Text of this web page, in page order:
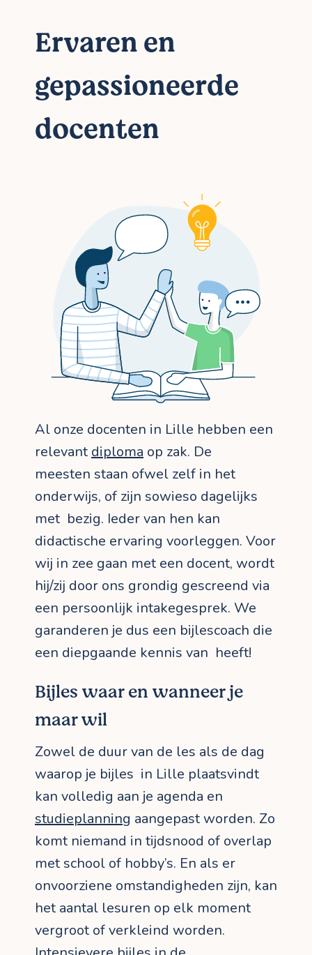
Ervaren en
gepassioneerde
docenten
Al onze docenten in Lille hebben een
relevant diploma op zak. De
meesten staan ofwel zelf in het
onderwijs, of zijn sowieso dagelijks
met bezig. Ieder van hen kan
didactische ervaring voorleggen. Voor
wij in zee gaan met een docent, wordt
hij/zij door ons grondig gescreend via
een persoonlijk intakegesprek. We
garanderen je dus een bijlescoach die
een diepgaande kennis van heeft!
Bijles waar en wanneer je
maar wil
Zowel de duur van de les als de dag
waarop je bijles in Lille plaatsvindt
kan volledig aan je agenda en
studieplanning aangepast worden. Zo
komt niemand in tijdsnood of overlap
met school of hobby’s. En als er
onvoorziene omstandigheden zijn, kan
het aantal lesuren op elk moment
vergroot of verkleind worden.